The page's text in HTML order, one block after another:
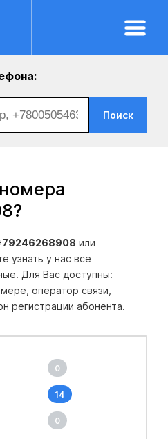
Поиск
?
или
узнать у нас все
Для Вас доступны:
оператор связи,
регистрации абонента.
0
14
0